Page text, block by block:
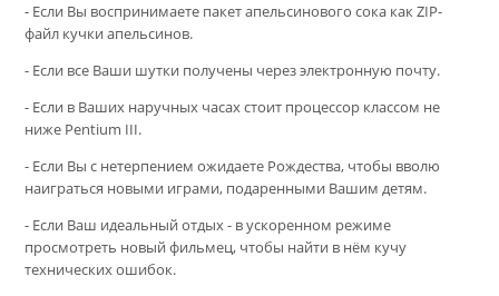
- Если Вы воспринимаете пакет апельсинового сока как ZIP-
файл кучки апельсинов.
- Если все Ваши шутки получены через электронную почту.
- Если в Ваших наручных часах стоит процессор классом не
ниже Pentium III.
- Если Вы с нетерпением ожидаете Рождества, чтобы вволю
наиграться новыми играми, подаренными Вашим детям.
- Если Ваш идеальный отдых - в ускоренном режиме
просмотреть новый фильмец, чтобы найти в нём кучу
технических ошибок.